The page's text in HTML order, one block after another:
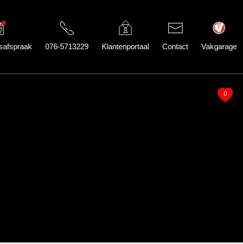
076-5713229 Klantenportaal Contact Vakgarage
0